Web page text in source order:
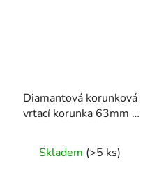
Diamantová korunková
vrtací korunka 63mm x
Skladem (>5 ks)